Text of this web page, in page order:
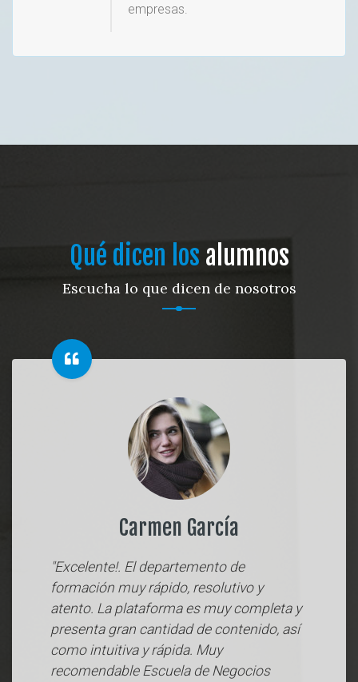
empresas.
Qué dicen los alumnos
Escucha lo que dicen de nosotros
Carmen García
"Excelente!. El departemento de
formación muy rápido, resolutivo y
atento. La plataforma es muy completa y
presenta gran cantidad de contenido, así
como intuitiva y rápida. Muy
recomendable Escuela de Negocios